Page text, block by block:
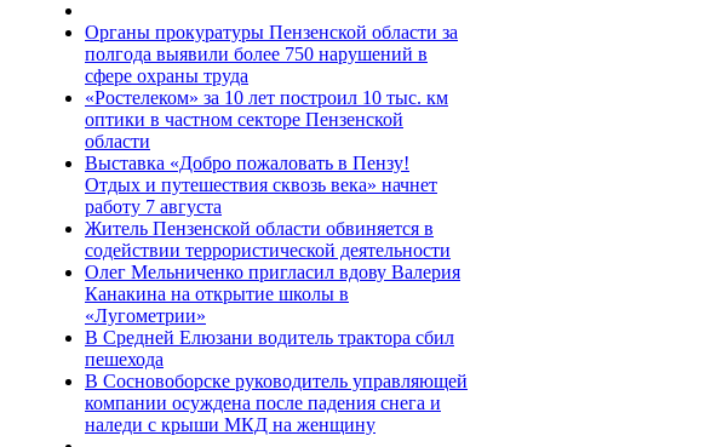
Органы прокуратуры Пензенской области за
полгода выявили более 750 нарушений в
сфере охраны труда
«Ростелеком» за 10 лет построил 10 тыс. км
оптики в частном секторе Пензенской
области
Выставка «Добро пожаловать в Пензу!
Отдых и путешествия сквозь века» начнет
работу 7 августа
Житель Пензенской области обвиняется в
содействии террористической деятельности
Олег Мельниченко пригласил вдову Валерия
Канакина на открытие школы в
«Лугометрии»
В Средней Елюзани водитель трактора сбил
пешехода
В Сосновоборске руководитель управляющей
компании осуждена после падения снега и
наледи с крыши МКД на женщину